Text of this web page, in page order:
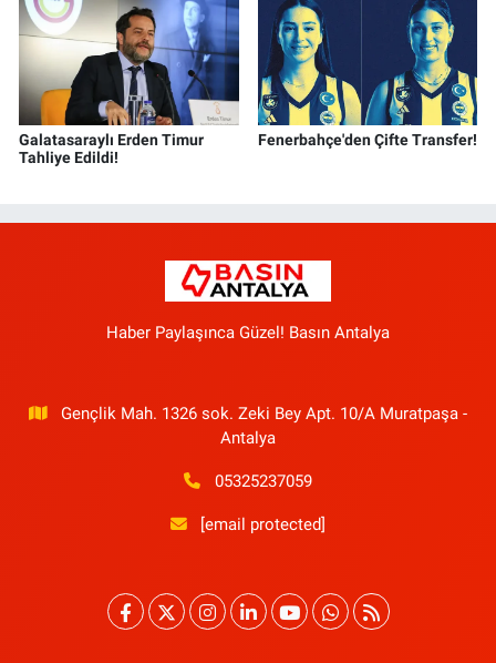
Galatasaraylı Erden Timur
Tahliye Edildi!
Fenerbahçe'den Çifte Transfer!
Haber Paylaşınca Güzel! Basın Antalya
Gençlik Mah. 1326 sok. Zeki Bey Apt. 10/A Muratpaşa -
Antalya
05325237059
[email protected]